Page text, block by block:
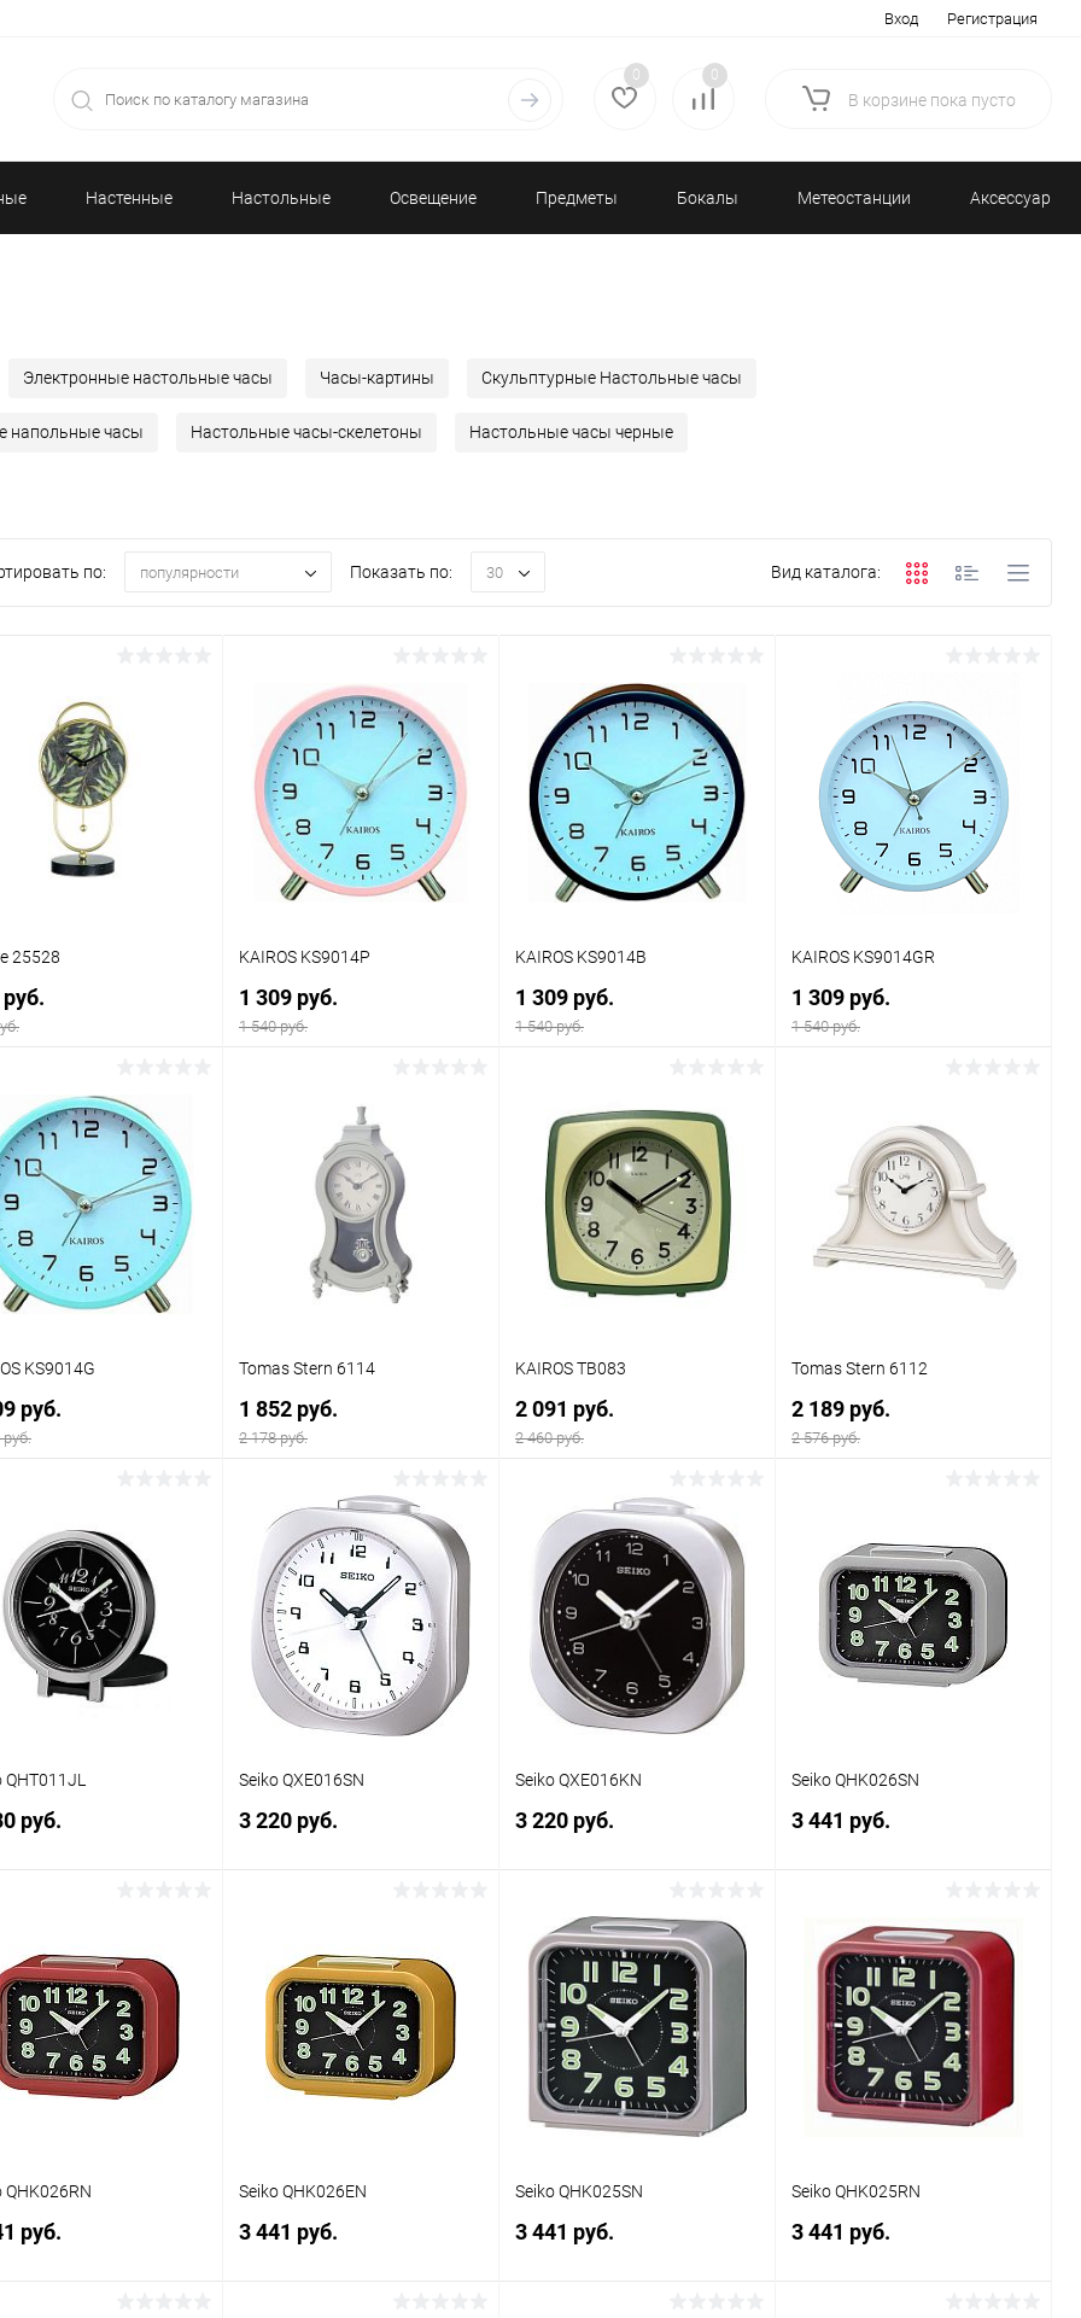
Вход Регистрация
0 0
В корзине пока пусто
Настенные Настольные Освещение Предметы Бокалы Метеостанции Аксессуары/
Электронные настольные часы Часы-картины Скульптурные Настольные часы
напольные часы Настольные часы-скелетоны Настольные часы черные
по: популярности Показать по: 30 Вид каталога:
25528
В корзину
в 1
Сравнение
В наличии
KAIROS KS9014Р
1 309 руб.
1 540 руб.
Купить в 1
В избранное
KAIROS KS9014В
1 309 руб.
1 540 руб.
Купить в 1
клик
Сравнение
В избранное В наличии
KAIROS KS9014GR
1 309 руб.
1 540 руб.
Купить в 1
Сравнение
В избранное В наличии
KS9014G
руб.
Купить в 1
Сравнение
В избранное В наличии
Tomas Stern 6114
1 852 руб.
2 178 руб.
В корзину
Купить в 1
клик
Сравнение
В избранное В наличии
KAIROS TB083
2 091 руб.
2 460 руб.
В корзину
Купить в 1
клик
Сравнение
В избранное В наличии
Tomas Stern 6112
2 189 руб.
2 576 руб.
Купить в 1
Сравнение
В избранное В наличии
QHT011JL
руб.
в 1
Сравнение
В избранное В наличии
Seiko QXE016SN
3 220 руб.
Купить в 1
Сравнение
В избранное В наличии
Seiko QXE016KN
3 220 руб.
В корзину
Купить в 1
Сравнение
В избранное В наличии
Seiko QHK026SN
3 441 руб.
Купить в 1
Сравнение
В избранное В наличии
QHK026RN
руб.
Seiko QHK026EN
3 441 руб.
Seiko QHK025SN
3 441 руб.
Seiko QHK025RN
3 441 руб.